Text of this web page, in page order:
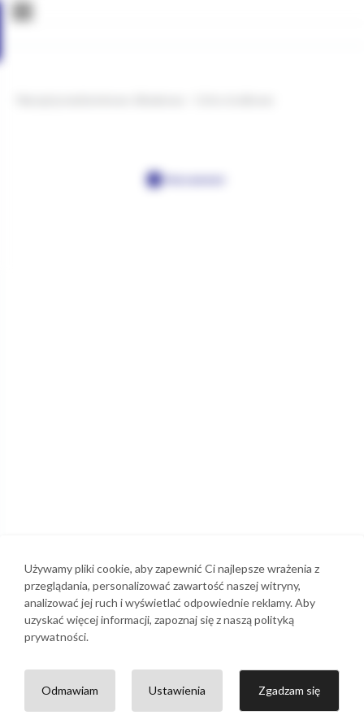
Używamy pliki cookie, aby zapewnić Ci najlepsze wrażenia z
przeglądania, personalizować zawartość naszej witryny,
analizować jej ruch i wyświetlać odpowiednie reklamy. Aby
uzyskać więcej informacji, zapoznaj się z naszą polityką
prywatności.
Zgadzam się
Ustawienia
Odmawiam